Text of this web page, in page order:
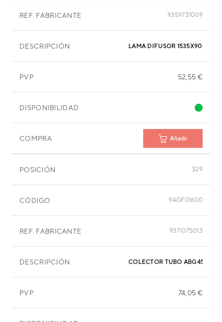
REF. FABRICANTE 9359731009
DESCRIPCIÓN LAMA DIFUSOR 1535X90 MM
PVP 52,55 €
DISPONIBILIDAD
COMPRA Añadir
POSICIÓN 329
CÓDIGO 9AGF01600
REF. FABRICANTE 9371075013
DESCRIPCIÓN COLECTOR TUBO
PVP 74,05 €